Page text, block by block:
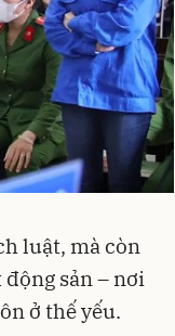
luật, mà còn
sản – nơi
ở thế yếu.